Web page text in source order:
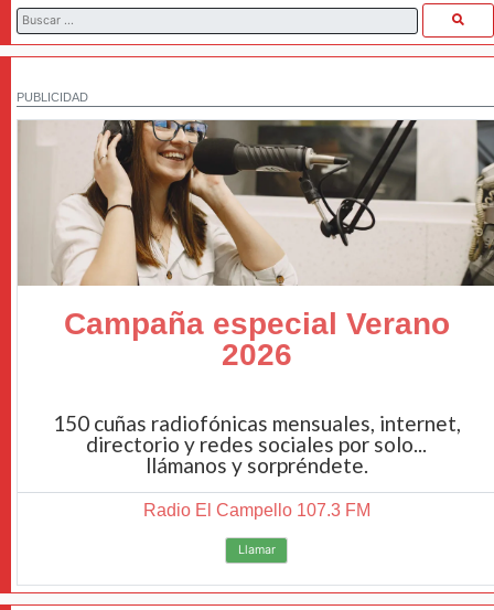
PUBLICIDAD
Campaña especial Verano
2026
150 cuñas radiofónicas mensuales, internet,
directorio y redes sociales por solo...
llámanos y sorpréndete.
Radio El Campello 107.3 FM
Llamar